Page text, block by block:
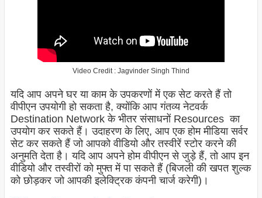
Video Credit : Jagvinder Singh Thind
यदि आप अपने घर या काम के उपकरणों में एक सेट करते हैं तो
वीपीएन उपयोगी हो सकता है, क्योंकि आप गंतव्य नेटवर्क
Destination Network के भीतर संसाधनों Resources का
उपयोग कर सकते हैं। उदाहरण के लिए, आप एक होम मीडिया सर्वर
सेट कर सकते हैं जो आपको वीडियो और तस्वीरें स्टोर करने की
अनुमति देता है। यदि आप अपने होम वीपीएन से जुड़े हैं, तो आप इन
वीडियो और तस्वीरों को मुफ्त में पा सकते हैं (बिजली की खपत शुल्क
को छोड़कर जो आपकी इलेक्ट्रिक कंपनी चार्ज करेगी)।